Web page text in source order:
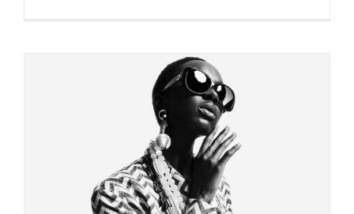
Madame und Giorgio Armani